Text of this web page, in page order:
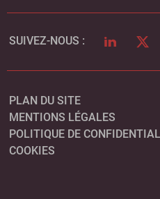
SUIVEZ-NOUS : LINKEDIN
PLAN DU SITE
MENTIONS LÉGALES
POLITIQUE DE
COOKIES